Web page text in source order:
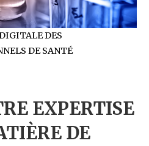
DES
DE SANTÉ
EXPERTISE
DE